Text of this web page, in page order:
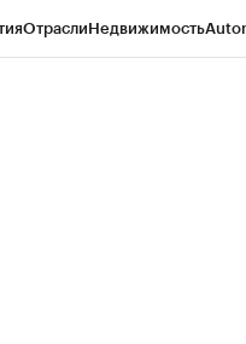
ОтраслиНедвижимость